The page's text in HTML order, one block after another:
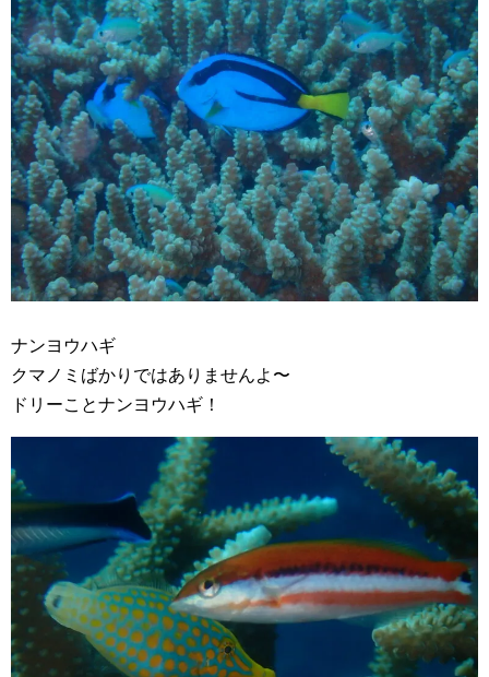
ナンヨウハギ
クマノミばかりではありませんよ〜
ドリーことナンヨウハギ！